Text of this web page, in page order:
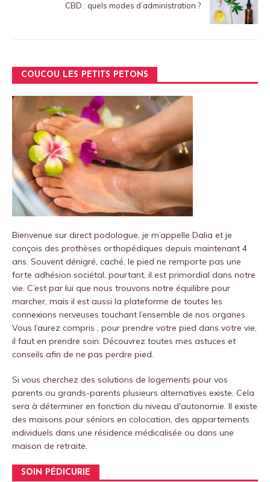
CBD : quels modes d’administration ?
COUCOU LES PETITS PETONS
Bienvenue sur direct podologue, je m’appelle Dalia et je
conçois des prothèses orthopédiques depuis maintenant 4
ans. Souvent dénigré, caché, le pied ne remporte pas une
forte adhésion sociétal, pourtant, il est primordial dans notre
vie. C’est par lui que nous trouvons notre équilibre pour
marcher, mais il est aussi la plateforme de toutes les
connexions nerveuses touchant l’ensemble de nos organes.
Vous l’aurez compris , pour prendre votre pied dans votre vie,
il faut en prendre soin. Découvrez toutes mes astuces et
conseils afin de ne pas perdre pied.
Si vous cherchez des solutions de logements pour vos
parents ou grands-parents plusieurs alternatives existe. Cela
sera à déterminer en fonction du niveau d'autonomie. Il existe
des maisons pour séniors en colocation, des appartements
individuels dans une résidence médicalisée ou dans une
maison de retraite.
SOIN PÉDICURIE